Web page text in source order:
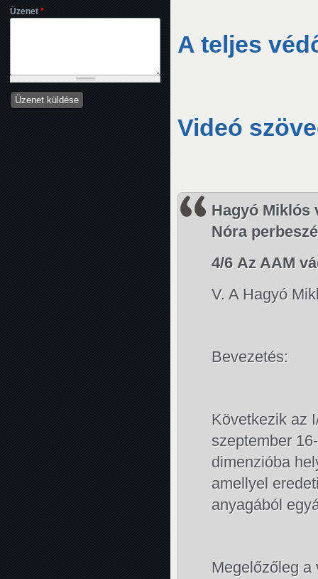
A teljes
Videó
Hagyó Miklós
Nóra
4/6 Az AAM
V. A Hagyó
Bevezetés:
Következik az
szeptember
dimenzióba
amellyel
anyagából
Megelőzőleg a
Üzenet *